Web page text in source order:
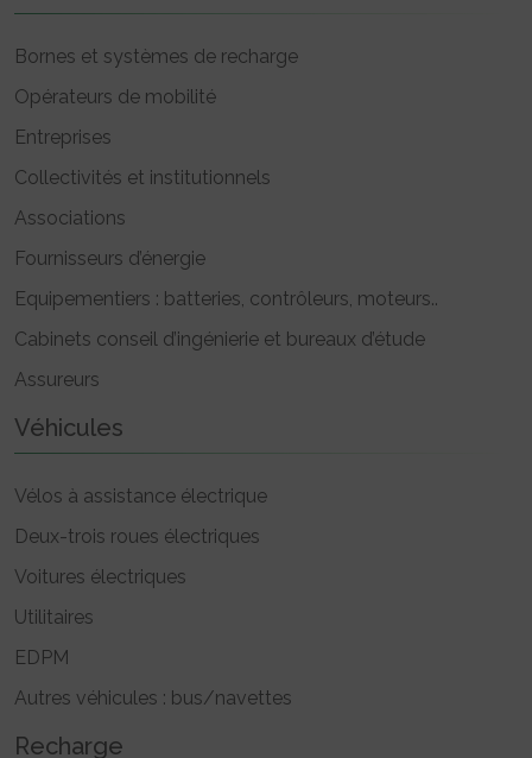
Bornes et systèmes de recharge
Opérateurs de mobilité
Entreprises
Collectivités et institutionnels
Associations
Fournisseurs d’énergie
Equipementiers : batteries, contrôleurs, moteurs..
Cabinets conseil d’ingénierie et bureaux d’étude
Assureurs
Véhicules
Vélos à assistance électrique
Deux-trois roues électriques
Voitures électriques
Utilitaires
EDPM
Autres véhicules : bus/navettes
Recharge